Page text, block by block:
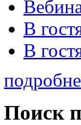
В
В
Поиск